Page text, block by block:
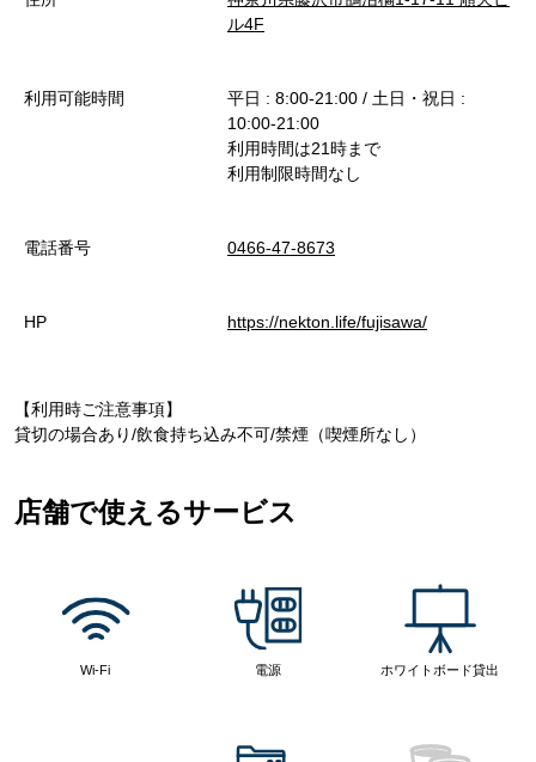
ル4F
利用可能時間
平日 : 8:00-21:00 / 土日・祝日 :
10:00-21:00
利用時間は21時まで
利用制限時間なし
電話番号 0466-47-8673
HP https://nekton.life/fujisawa/
【利用時ご注意事項】
貸切の場合あり/飲食持ち込み不可/禁煙（喫煙所なし）
店舗で使えるサービス
Wi-Fi 電源 ホワイトボード貸出